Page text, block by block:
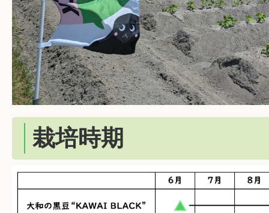
栽培時期